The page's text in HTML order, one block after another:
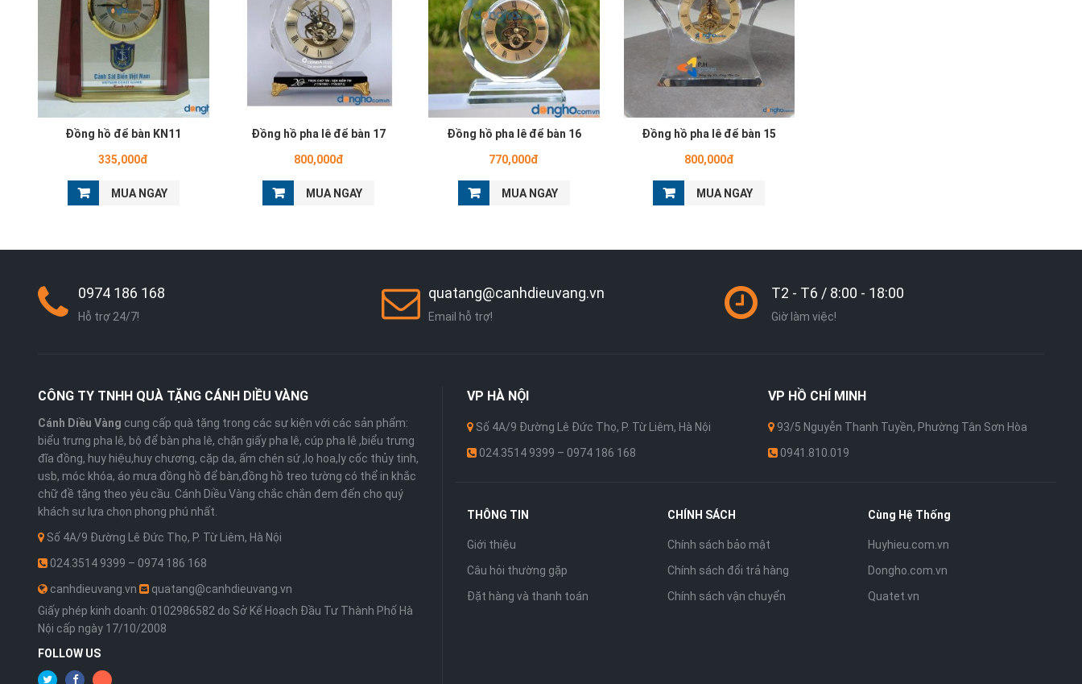
Đồng hồ để bàn KN11
335,000đ
MUA NGAY
Đồng hồ pha lê để bàn 17
800,000đ
MUA NGAY
Đồng hồ pha lê để bàn 16
770,000đ
MUA NGAY
Đồng hồ pha lê để bàn 15
800,000đ
MUA NGAY
0974 186 168
Hỗ trợ 24/7!
quatang@canhdieuvang.vn
Email hỗ trợ!
T2 - T6 / 8:00 - 18:00
Giờ làm việc!
CÔNG TY TNHH QUÀ TẶNG CÁNH DIỀU VÀNG
Cánh Diều Vàng cung cấp quà tặng trong các sự kiện với các sản phẩm:
biểu trưng pha lê, bộ để bàn pha lê, chặn giấy pha lê, cúp pha lê ,biểu trưng
đĩa đồng, huy hiệu,huy chương, cặp da, ấm chén sứ ,lọ hoa,ly cốc thủy tinh,
usb, móc khóa, áo mưa đồng hồ để bàn,đồng hồ treo tường có thể in khắc
chữ đề tặng theo yêu cầu. Cánh Diều Vàng chắc chắn đem đến cho quý
khách sự lựa chọn phong phú nhất.
Số 4A/9 Đường Lê Đức Thọ, P. Từ Liêm, Hà Nội
024.3514 9399 – 0974 186 168
canhdieuvang.vn
quatang@canhdieuvang.vn
Giấy phép kinh doanh: 0102986582 do Sở Kế Hoạch Đầu Tư Thành Phố Hà
Nội cấp ngày 17/10/2008
FOLLOW US
VP HÀ NỘI
Số 4A/9 Đường Lê Đức Thọ, P. Từ Liêm, Hà Nội
024.3514 9399 – 0974 186 168
VP HỒ CHÍ MINH
93/5 Nguyễn Thanh Tuyền, Phường Tân Sơn Hòa
0941.810.019
THÔNG TIN
Giới thiệu
Câu hỏi thường gặp
Đặt hàng và thanh toán
CHÍNH SÁCH
Chính sách bảo mật
Chính sách đổi trả hàng
Chính sách vận chuyển
Cùng Hệ Thống
Huyhieu.com.vn
Dongho.com.vn
Quatet.vn